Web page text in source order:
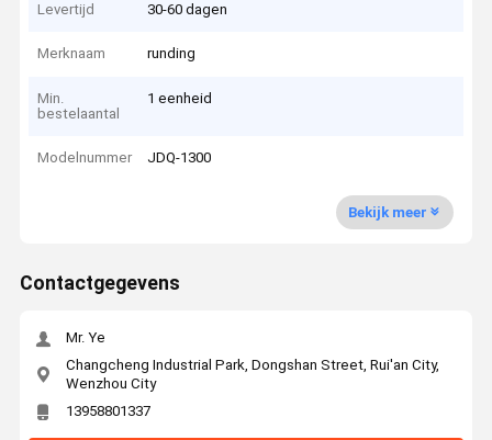
Levertijd 30-60 dagen
Merknaam runding
Min.
bestelaantal
1 eenheid
Modelnummer JDQ-1300
Bekijk meer
Contactgegevens
Mr. Ye
Changcheng Industrial Park, Dongshan Street, Rui'an City,
Wenzhou City
13958801337